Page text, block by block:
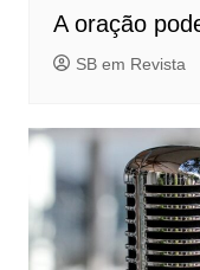
A oração
SB em Revista